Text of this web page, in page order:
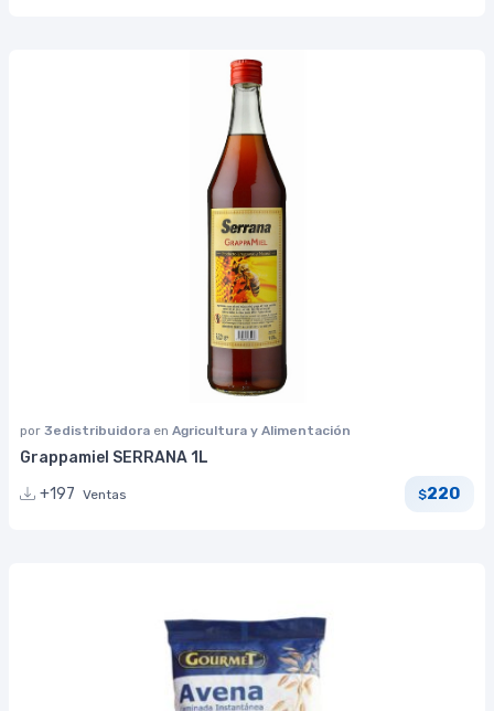
por 3edistribuidora en Agricultura y Alimentación
Grappamiel SERRANA 1L
+197 Ventas $220